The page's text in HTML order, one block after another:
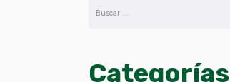
Categorías